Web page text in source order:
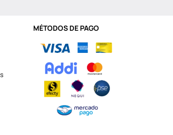
MÉTODOS DE PAGO